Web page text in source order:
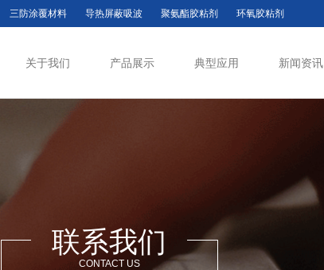
三防涂覆材料 导热屏蔽吸波 聚氨酯胶粘剂 环氧胶粘剂
关于我们 产品展示 典型应用 新闻资讯
联系我们
CONTACT US